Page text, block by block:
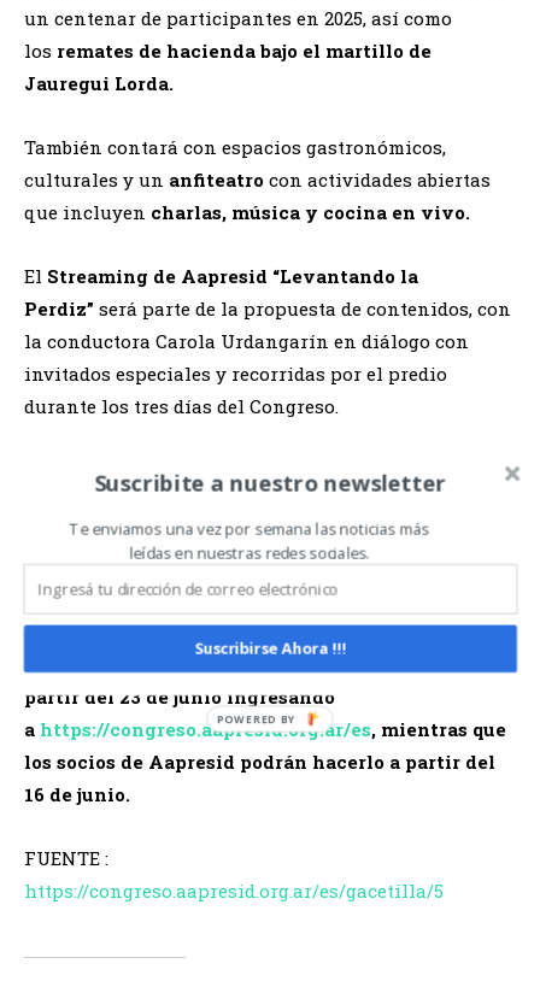
un centenar de participantes en 2025, así como
los remates de hacienda bajo el martillo de
Jauregui Lorda.
También contará con espacios gastronómicos,
culturales y un anfiteatro con actividades abiertas
que incluyen charlas, música y cocina en vivo.
El Streaming de Aapresid “Levantando la
Perdiz” será parte de la propuesta de contenidos, con
la conductora Carola Urdangarín en diálogo con
invitados especiales y recorridas por el predio
durante los tres días del Congreso.
miércoles abierto
y gastronomía, mientras queel jueves por la tarde,
el Congreso prevé un cierre de oro, con un Cocktail
y bandas sorpresa.
partir del 23 de junio ingresando
a https://congreso.aapresid.org.ar/es, mientras que
los socios de Aapresid podrán hacerlo a partir del
16 de junio.
FUENTE :
https://congreso.aapresid.org.ar/es/gacetilla/5
Suscribite a nuestro newsletter
Te enviamos una vez por semana las noticias más
leídas en nuestras redes sociales.
Suscribirse Ahora !!!